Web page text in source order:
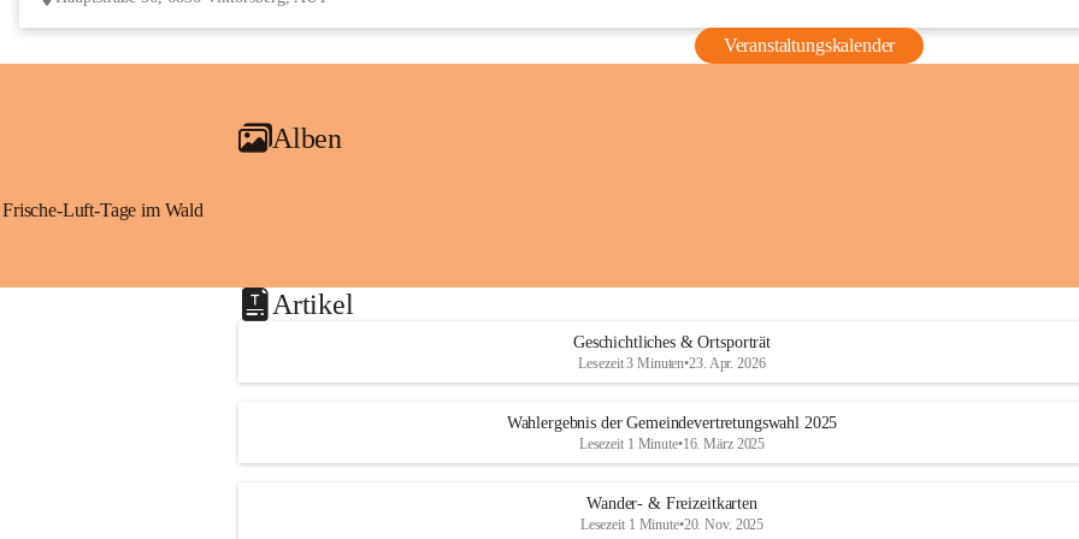
Veranstaltungskalender
Alben
Frische-Luft-Tage im Wald
Artikel
Geschichtliches & Ortsporträt
Lesezeit 3 Minuten•23. Apr. 2026
Wahlergebnis der Gemeindevertretungswahl 2025
Lesezeit 1 Minute•16. März 2025
Wander- & Freizeitkarten
Lesezeit 1 Minute•20. Nov. 2025